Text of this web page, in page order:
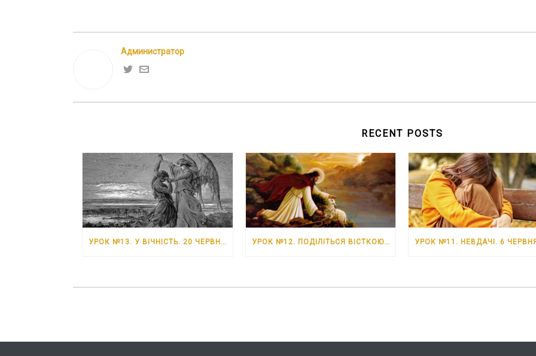
Администратор
RECENT POSTS
УРОК №13. У ВІЧНІСТЬ. 20 ЧЕРВНЯ – 26 ЧЕРВНЯ 2026 РОКУ УРОК №12. ПОДІЛІТЬСЯ ВІСТКОЮ ПРО ІСУСА. 13 ЧЕРВНЯ – 19 ЧЕРВНЯ 2026 РОКУ